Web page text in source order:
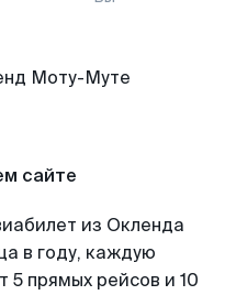
сайте
из Окленда
в году, каждую
прямых рейсов и 10